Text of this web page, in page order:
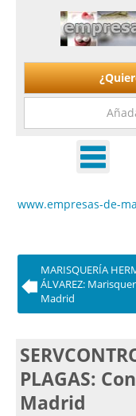
www.empresas-de-
MARISQUERÍA
ÁLVAREZ:
Madrid
PLAGAS:
Madrid